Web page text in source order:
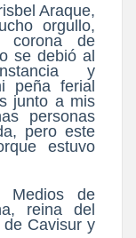
Araque,
orgullo,
corona de
se debió al
y
peña ferial
junto a mis
personas
pero este
estuvo
Medios de
reina del
de Cavisur y